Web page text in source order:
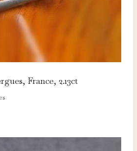
France, 2.13ct